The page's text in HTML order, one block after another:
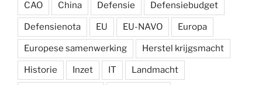
CAO China Defensie Defensiebudget
Defensienota EU EU-NAVO Europa
Europese samenwerking Herstel krijgsmacht
Historie Inzet IT Landmacht